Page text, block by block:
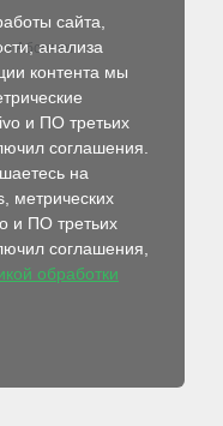
Абсолют
сайта,
анализа
контента мы
и ПО третьих
соглашения.
на
метрических
и ПО третьих
соглашения,
обработки